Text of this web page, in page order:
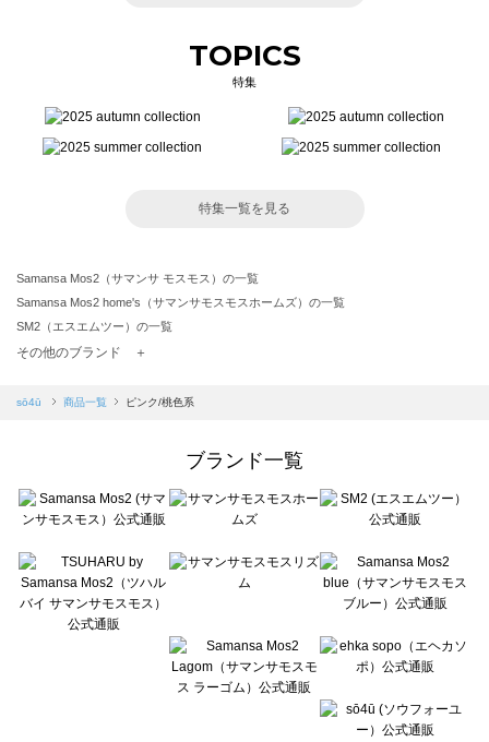
TOPICS
特集
特集一覧を見る
Samansa Mos2（サマンサ モスモス）の一覧
Samansa Mos2 home's（サマンサモスモスホームズ）の一覧
SM2（エスエムツー）の一覧
TSUHARU by Samansa Mos2（ツハルバイサマンサモスモス）の一覧
Samansa Mos2 blue（サマンサモスモス ブルー）の一覧
Te chichi（テチチ）の一覧
Te chichi CLASSIC（テチチ クラシック）の一覧
Lugnoncure（ルノンキュール）の一覧
BETTY'S BLUE（べティーズブルー）の一覧
Wpc.（ワールドパーティー）の一覧
その他のブランド ＋
sō4ū 商品一覧 ピンク/桃色系
ブランド一覧